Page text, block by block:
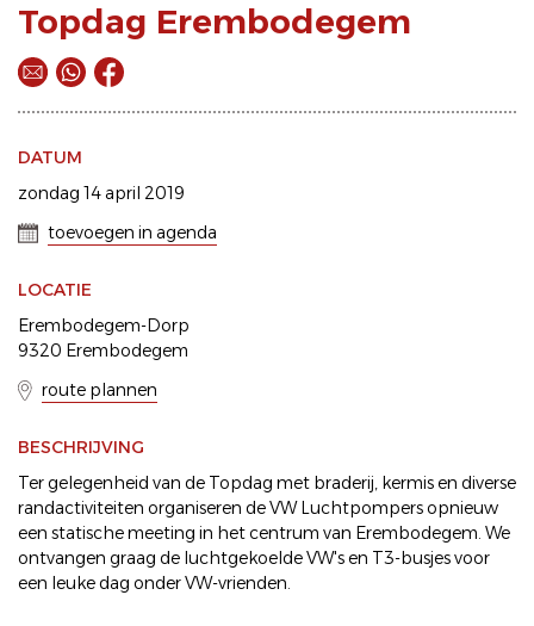
Topdag Erembodegem
DATUM
zondag 14 april 2019
toevoegen in agenda
LOCATIE
Erembodegem-Dorp
9320 Erembodegem
route plannen
BESCHRIJVING
Ter gelegenheid van de Topdag met braderij, kermis en diverse
randactiviteiten organiseren de VW Luchtpompers opnieuw
een statische meeting in het centrum van Erembodegem. We
ontvangen graag de luchtgekoelde VW's en T3-busjes voor
een leuke dag onder VW-vrienden.